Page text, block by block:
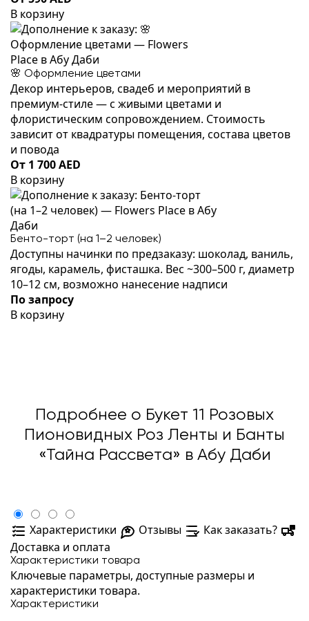
В корзину
🌸 Оформление цветами
Декор интерьеров, свадеб и мероприятий в
премиум-стиле — с живыми цветами и
флористическим сопровождением. Стоимость
зависит от квадратуры помещения, состава цветов
и повода
От 1 700 AED
В корзину
Бенто-торт (на 1–2 человек)
Доступны начинки по предзаказу: шоколад, ваниль,
ягоды, карамель, фисташка. Вес ~300–500 г, диаметр
10–12 см, возможно нанесение надписи
По запросу
В корзину
Подробнее о Букет 11 Розовых
Пионовидных Роз Ленты и Банты
«Тайна Рассвета» в Абу Даби
Характеристики Отзывы
Как заказать?
Доставка и оплата
Характеристики товара
Ключевые параметры, доступные размеры и
характеристики товара.
Характеристики